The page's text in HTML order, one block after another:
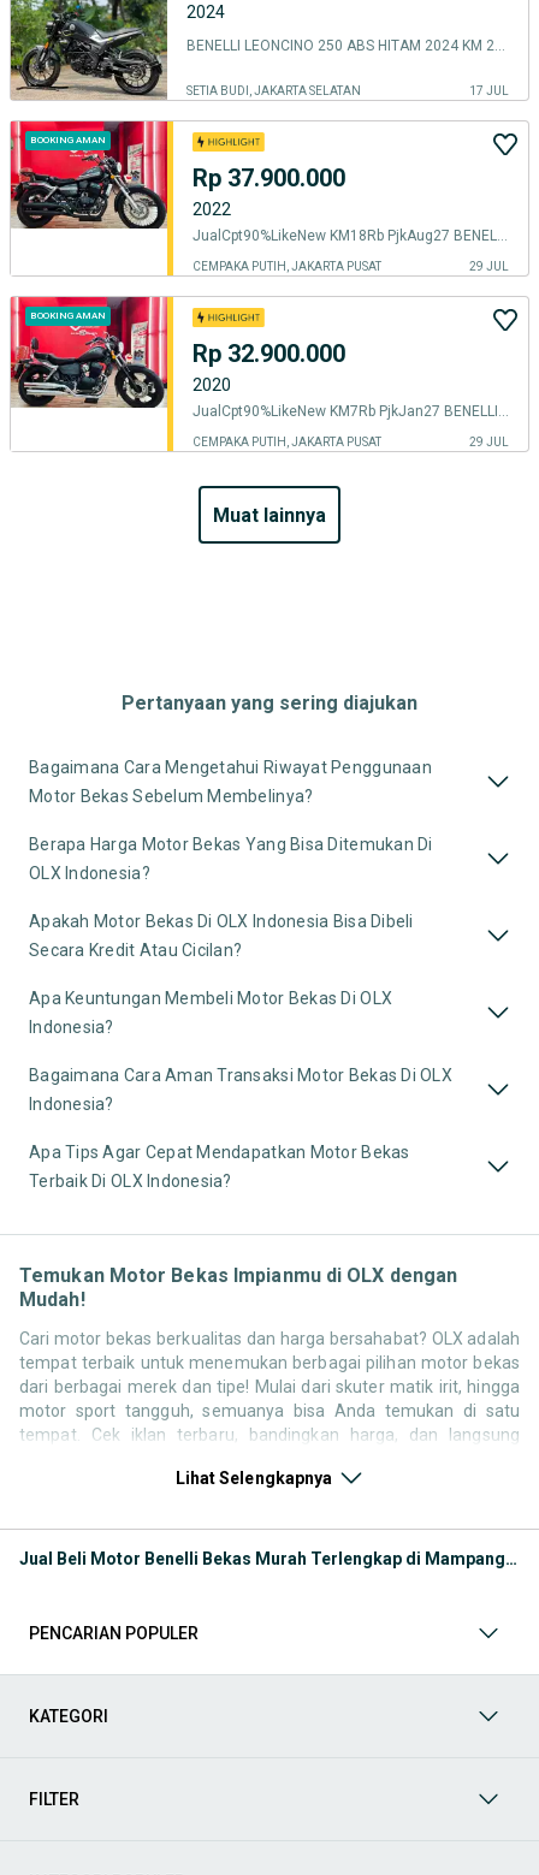
2024
BENELLI LEONCINO 250 ABS HITAM 2024 KM 2K PAJAK PANJANG SIAP RIDING
SETIA BUDI, JAKARTA SELATAN 17 JUL
BOOKING AMAN
Rp 37.900.000
2022
JualCpt90%LikeNew KM18Rb PjkAug27 BENELLI PATAGONIAN EAGLE 250 2022 FI
CEMPAKA PUTIH, JAKARTA PUSAT 29 JUL
BOOKING AMAN
Rp 32.900.000
2020
JualCpt90%LikeNew KM7Rb PjkJan27 BENELLI PATAGONIAN EAGLE 250 2020 PE
CEMPAKA PUTIH, JAKARTA PUSAT 29 JUL
muat lainnya
Pertanyaan yang sering diajukan
Bagaimana Cara Mengetahui Riwayat Penggunaan
Motor Bekas Sebelum Membelinya?
Berapa Harga Motor Bekas Yang Bisa Ditemukan Di
OLX Indonesia?
Apakah Motor Bekas Di OLX Indonesia Bisa Dibeli
Secara Kredit Atau Cicilan?
Apa Keuntungan Membeli Motor Bekas Di OLX
Indonesia?
Bagaimana Cara Aman Transaksi Motor Bekas Di OLX
Indonesia?
Apa Tips Agar Cepat Mendapatkan Motor Bekas
Terbaik Di OLX Indonesia?
Temukan Motor Bekas Impianmu di OLX dengan
Mudah!
Cari motor bekas berkualitas dan harga bersahabat? OLX adalah
tempat terbaik untuk menemukan berbagai pilihan motor bekas
dari berbagai merek dan tipe! Mulai dari skuter matik irit, hingga
motor sport tangguh, semuanya bisa Anda temukan di satu
tempat. Cek iklan terbaru, bandingkan harga, dan langsung
motor bekas, jangan lewatkan juga kategori pendukung lainnya
atau bekas
Mulai dari box motor, windshield, jok custom, spion, hingga
sekadar menambah kenyamanan berkendara.
cross, dalam kondisi baru maupun bekas layak pakai.
Lihat Selengkapnya
Jual Beli Motor Benelli Bekas Murah Terlengkap di Mampang Prapatan
PENCARIAN POPULER
KATEGORI
FILTER